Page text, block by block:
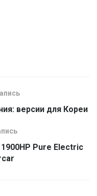
версии для Кореи
1900HP Pure Electric